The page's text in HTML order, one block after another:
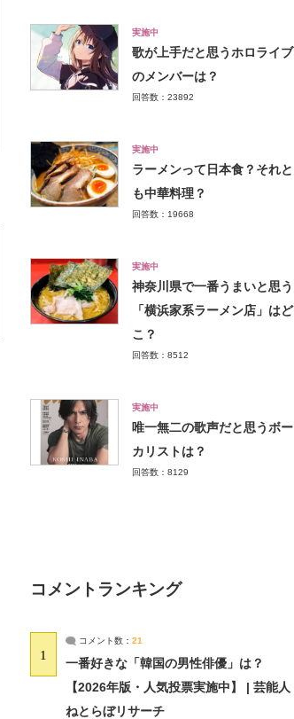
実施中
歌が上手だと思うホロライブ
のメンバーは？
回答数：23892
実施中
ラーメンって日本食？それと
も中華料理？
回答数：19668
実施中
神奈川県で一番うまいと思う
「横浜家系ラーメン店」はど
こ？
回答数：8512
実施中
唯一無二の歌声だと思うボー
カリストは？
回答数：8129
コメントランキング
1
コメント数： 21
一番好きな「韓国の男性俳優」は？
【2026年版・人気投票実施中】 | 芸能人
ねとらぼリサーチ